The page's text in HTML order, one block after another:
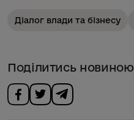
Діалог влади та бізнесу
Поділитись новиною